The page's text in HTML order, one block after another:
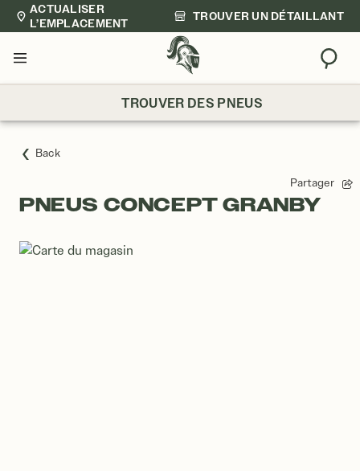
ACTUALISER
L’EMPLACEMENT
TROUVER UN DÉTAILLANT
Menu
TROUVER DES PNEUS
Back
Partager
PNEUS CONCEPT GRANBY